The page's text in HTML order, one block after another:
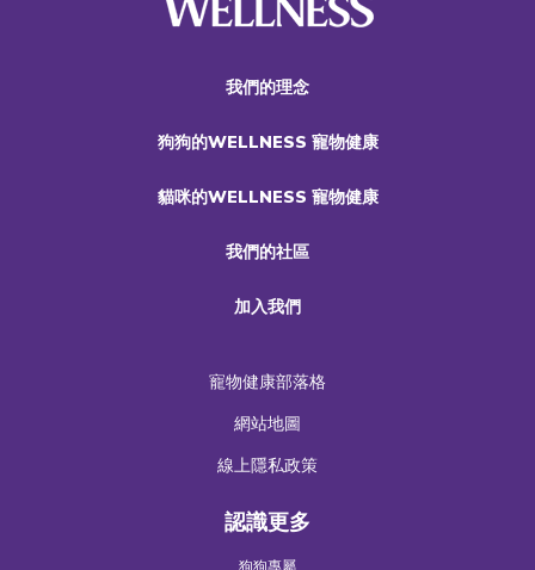
我們的理念
狗狗的WELLNESS 寵物健康
貓咪的WELLNESS 寵物健康
我們的社區
加入我們
寵物健康部落格
網站地圖
線上隱私政策
認識更多
狗狗專屬